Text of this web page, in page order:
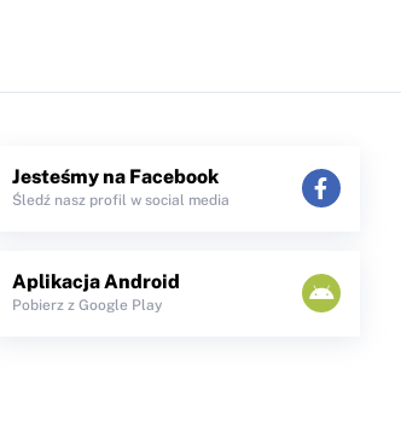
Jesteśmy na Facebook
Śledź nasz profil w social media
Aplikacja Android
Pobierz z Google Play